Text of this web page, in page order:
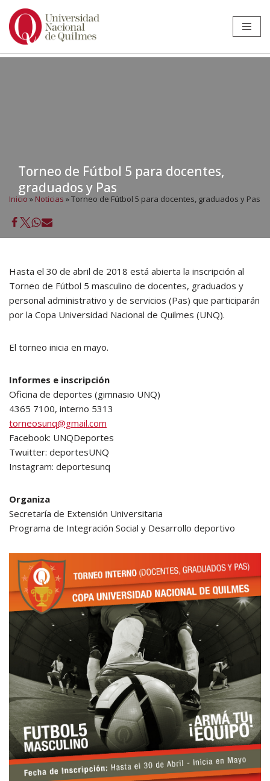
Ir
Torneo de Fútbol 5 para docentes,
graduados y Pas
Inicio » Noticias »Torneo de Fútbol 5 para docentes, graduados y Pas
Hasta el 30 de abril de 2018 está abierta la inscripción al
Torneo de Fútbol 5 masculino de docentes, graduados y
personal administrativo y de servicios (Pas) que participarán
por la Copa Universidad Nacional de Quilmes (UNQ).
El torneo inicia en mayo.
Informes e inscripción
Oficina de deportes (gimnasio UNQ)
4365 7100, interno 5313
torneosunq@gmail.com
Facebook: UNQDeportes
Twuitter: deportesUNQ
Instagram: deportesunq
Organiza
Secretaría de Extensión Universitaria
Programa de Integración Social y Desarrollo deportivo